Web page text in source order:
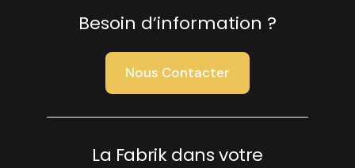
Besoin d’information ?
Nous Contacter
La Fabrik dans votre